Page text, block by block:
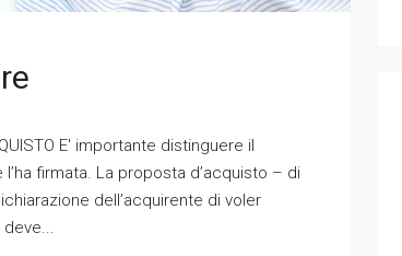
E' importante distinguere il
firmata. La proposta d’acquisto – di
dell’acquirente di voler